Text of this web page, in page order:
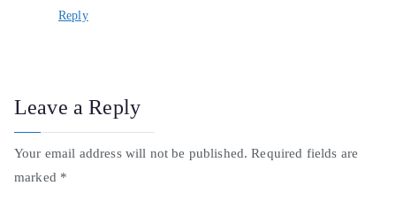
Reply
Leave a Reply
Your email address will not be published. Required fields are
marked *